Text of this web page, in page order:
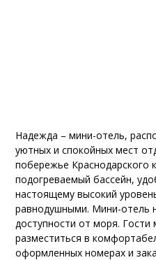
Надежда – мини-отель,
уютных и спокойных мест
побережье Краснодарского
подогреваемый бассейн,
настоящему высокий
равнодушными. Мини-отель
доступности от моря. Гости
разместиться в
оформленных номерах и